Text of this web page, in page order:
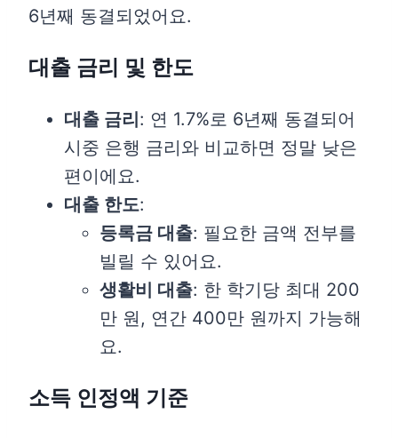
6년째 동결되었어요.
대출 금리 및 한도
대출 금리: 연 1.7%로 6년째 동결되어
시중 은행 금리와 비교하면 정말 낮은
편이에요.
대출 한도:
등록금 대출: 필요한 금액 전부를
빌릴 수 있어요.
생활비 대출: 한 학기당 최대 200
만 원, 연간 400만 원까지 가능해
요.
소득 인정액 기준